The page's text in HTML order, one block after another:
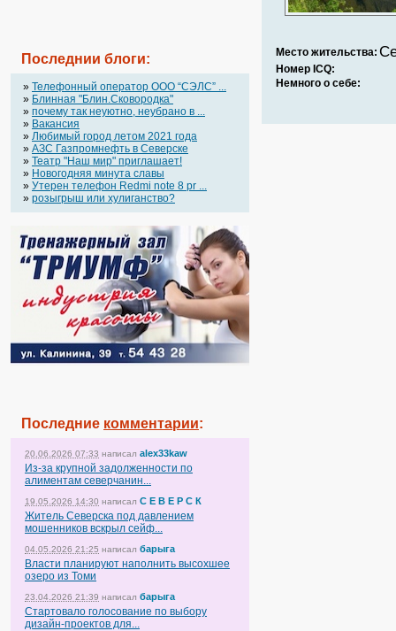
Последнии блоги:
» Телефонный оператор OOO “СЭЛС” ...
» Блинная "Блин.Сковородка"
» почему так неуютно, неубрано в ...
» Вакансия
» Любимый город летом 2021 года
» АЗС Газпромнефть в Северске
» Театр "Наш мир" приглашает!
» Новогодняя минута славы
» Утерен телефон Redmi note 8 pr ...
» розыгрыш или хулиганство?
Последние комментарии:
20.06.2026 07:33 написал alex33kaw
Из-за крупной задолженности по
алиментам северчанин...
19.05.2026 14:30 написал С Е В Е Р С К
Житель Северска под давлением
мошенников вскрыл сейф...
04.05.2026 21:25 написал барыга
Власти планируют наполнить высохшее
озеро из Томи
23.04.2026 21:39 написал барыга
Стартовало голосование по выбору
дизайн-проектов для...
Место жительства:
Номер ICQ:
Немного о себе: